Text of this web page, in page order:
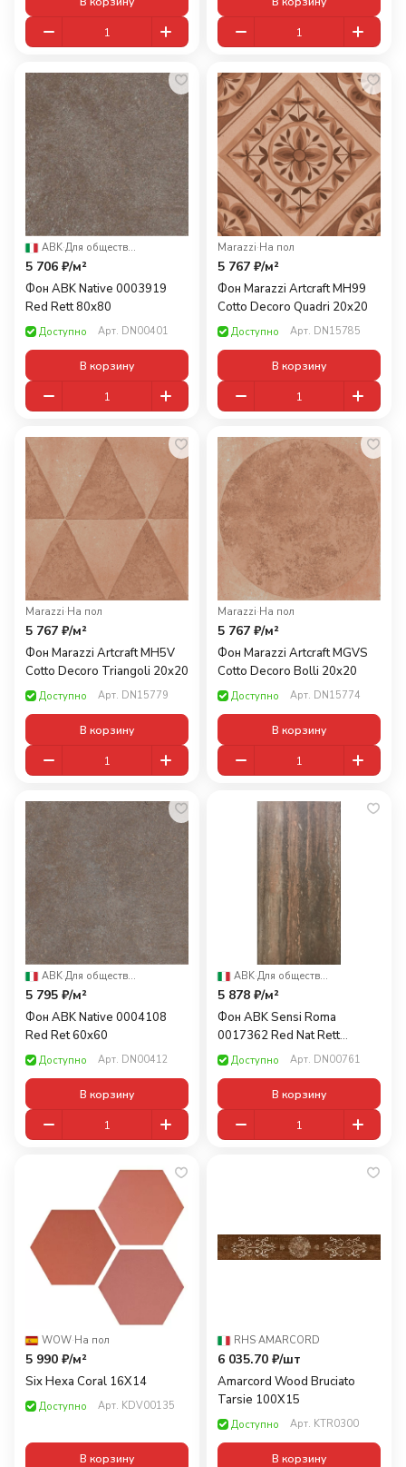
ABK· Для общественных помещений
5 706 ₽/м²
Фон ABK Native 0003919
Red Rett 80x80
Доступно Арт. DN00401
В корзину
Marazzi·На пол
5 767 ₽/м²
Фон Marazzi Artcraft MH99
Cotto Decoro Quadri 20x20
Доступно Арт. DN15785
В корзину
Marazzi·На пол
5 767 ₽/м²
Фон Marazzi Artcraft MH5V
Cotto Decoro Triangoli 20x20
Доступно Арт. DN15779
В корзину
Marazzi·На пол
5 767 ₽/м²
Фон Marazzi Artcraft MGVS
Cotto Decoro Bolli 20x20
Доступно Арт. DN15774
В корзину
ABK· Для общественных помещений
5 795 ₽/м²
Фон ABK Native 0004108
Red Ret 60x60
Доступно Арт. DN00412
В корзину
ABK· Для общественных помещений
5 878 ₽/м²
Фон ABK Sensi Roma
0017362 Red Nat Rett
60x120
Доступно Арт. DN00761
В корзину
WOW·На пол
5 990 ₽/м²
Six Hexa Coral 16X14
Доступно Арт. KDV00135
В корзину
RHS·AMARCORD
6 035.70 ₽/шт
Amarcord Wood Bruciato
Tarsie 100X15
Доступно Арт. KTR0300
В корзину